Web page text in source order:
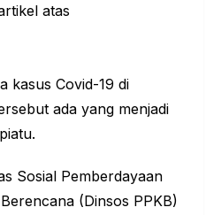
kasus Covid-19 di
ada yang menjadi
Sosial Pemberdayaan
(Dinsos PPKB)